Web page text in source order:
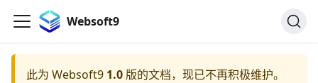
Websoft9
此为 Websoft9 1.0 版的文档，现已不再积极维护。